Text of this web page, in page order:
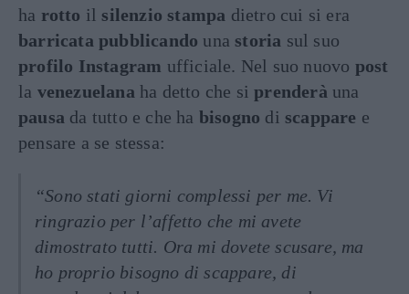
ha rotto il silenzio stampa dietro cui si era
barricata pubblicando una storia sul suo
profilo Instagram ufficiale. Nel suo nuovo post
la venezuelana ha detto che siprenderà una
pausa da tutto e che ha bisogno di scappare e
pensare a se stessa:
“Sono stati giorni complessi per me. Vi
ringrazio per l’affetto che mi avete
dimostrato tutti. Ora mi dovete scusare, ma
ho proprio bisogno di scappare, di